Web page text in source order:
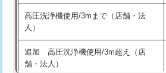
持込商品取付（単水栓）
持込商品取付（混合水栓）
持込商品取付（浄水器・分岐水栓）
高圧洗浄機使用/3mまで（店舗・法
人）
追加 高圧洗浄機使用/3m超え（店
舗・法人）